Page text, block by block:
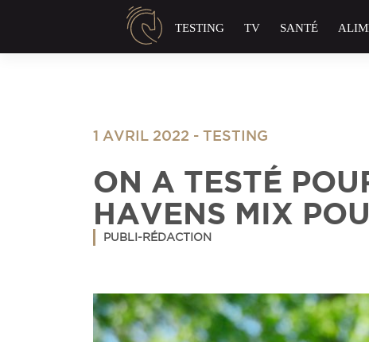
TESTING TV SANTÉ
1 AVRIL 2022 - TESTING
ON A TESTÉ
HAVENS MIX
PUBLI-RÉDACTION
Panneau de gestion des cookies